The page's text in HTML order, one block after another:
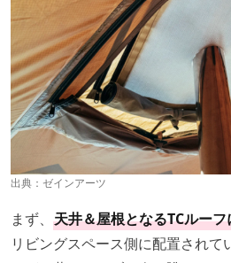
出典： ゼインアーツ
まず、 天井＆屋根となるTCルー
リビングスペース側に配置されて